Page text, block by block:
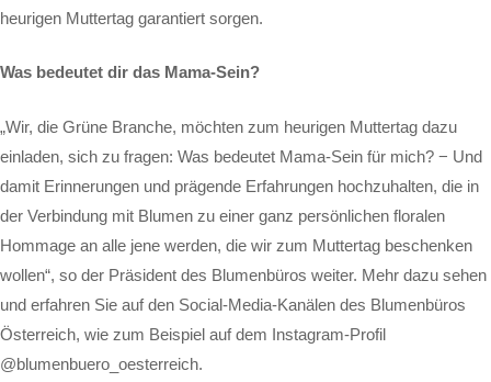
heurigen Muttertag garantiert sorgen.
Was bedeutet dir das Mama-Sein?
„Wir, die Grüne Branche, möchten zum heurigen Muttertag dazu
einladen, sich zu fragen: Was bedeutet Mama-Sein für mich? − Und
damit Erinnerungen und prägende Erfahrungen hochzuhalten, die in
der Verbindung mit Blumen zu einer ganz persönlichen floralen
Hommage an alle jene werden, die wir zum Muttertag beschenken
wollen“, so der Präsident des Blumenbüros weiter. Mehr dazu sehen
und erfahren Sie auf den Social-Media-Kanälen des Blumenbüros
Österreich, wie zum Beispiel auf dem Instagram-Profil
@blumenbuero_oesterreich.